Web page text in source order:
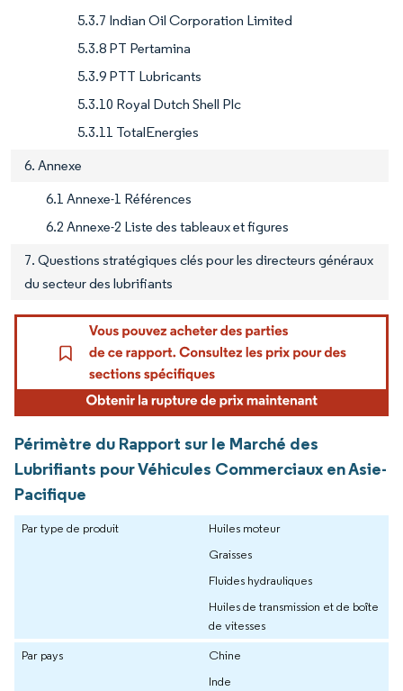
5.3.7 Indian Oil Corporation Limited
5.3.8 PT Pertamina
5.3.9 PTT Lubricants
5.3.10 Royal Dutch Shell Plc
5.3.11 TotalEnergies
6. Annexe
6.1 Annexe-1 Références
6.2 Annexe-2 Liste des tableaux et figures
7. Questions stratégiques clés pour les directeurs généraux
du secteur des lubrifiants
Périmètre du Rapport sur le Marché des
Lubrifiants pour Véhicules Commerciaux en Asie-
Pacifique
Par type de produit
Huiles moteur
Graisses
Fluides hydrauliques
Huiles de transmission et de boîte
de vitesses
Par pays
Chine
Inde